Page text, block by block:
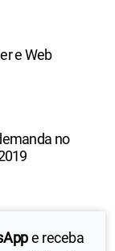
e receba
e Web
no